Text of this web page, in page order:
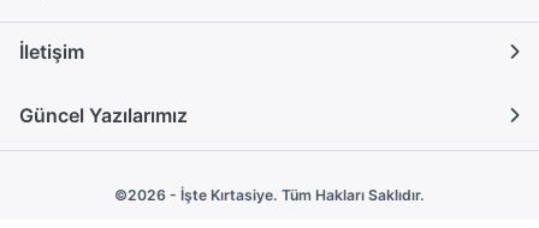
İletişim
Güncel Yazılarımız
©2026 - İşte Kırtasiye. Tüm Hakları Saklıdır.